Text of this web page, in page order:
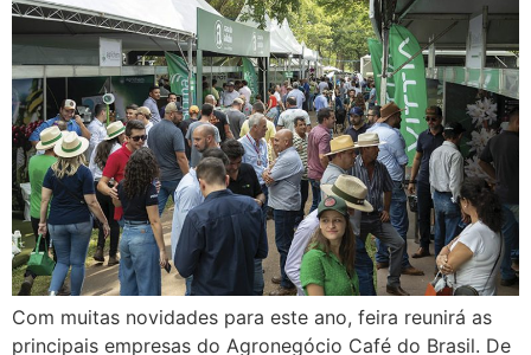
Com muitas novidades para este ano, feira reunirá as
principais empresas do Agronegócio Café do Brasil. De